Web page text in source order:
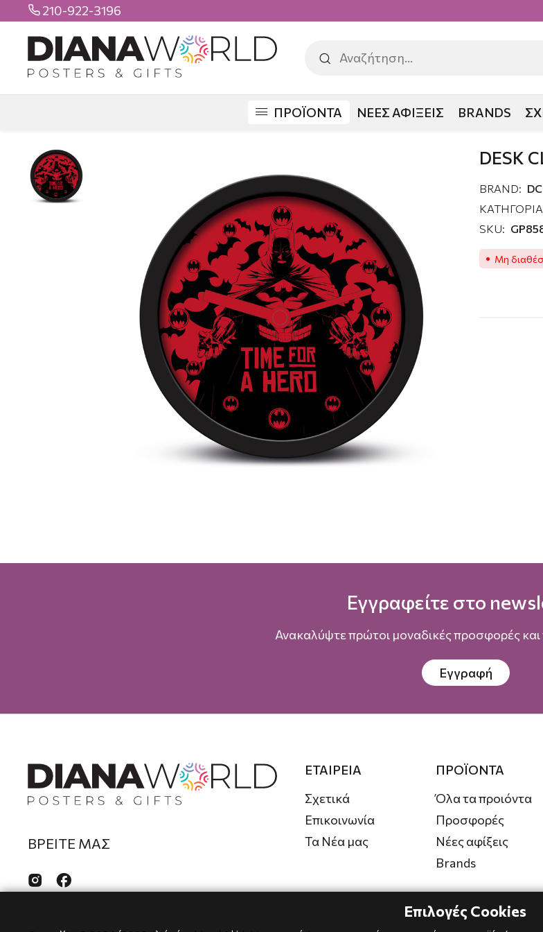
 210-922-3196
ΠΡΟΪΟΝΤΑ ΝΕΕΣ ΑΦΙΞΕΙΣ BRANDS
DESK
BRAND:
SKU:
Μη
Εγγραφείτε στο
Ανακαλύψτε πρώτοι μοναδικές προσφορές και
Εγγραφή
ΒΡΕΙΤΕ ΜΑΣ
 
ΕΤΑΙΡΕΙΑ
Σχετικά
Επικοινωνία
Τα Νέα μας
ΠΡΟΪΟΝΤΑ
Όλα τα προιόντα
Προσφορές
Νέες αφίξεις
Brands
Επιλογές Cookies